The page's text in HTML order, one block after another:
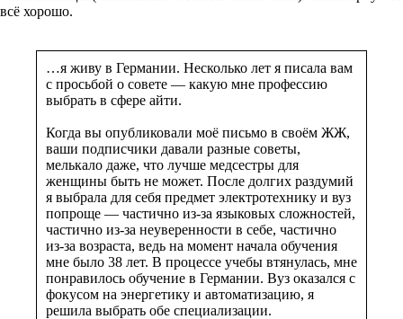
всё хорошо.
…я живу в Германии. Несколько лет я писала вам
с просьбой о совете — какую мне профессию
выбрать в сфере айти.
Когда вы опубликовали моё письмо в своём ЖЖ,
ваши подписчики давали разные советы,
мелькало даже, что лучше медсестры для
женщины быть не может. После долгих раздумий
я выбрала для себя предмет электротехнику и вуз
попроще — частично из-за языковых сложностей,
частично из-за неуверенности в себе, частично
из-за возраста, ведь на момент начала обучения
мне было 38 лет. В процессе учебы втянулась, мне
понравилось обучение в Германии. Вуз оказался с
фокусом на энергетику и автоматизацию, я
решила выбрать обе специализации.